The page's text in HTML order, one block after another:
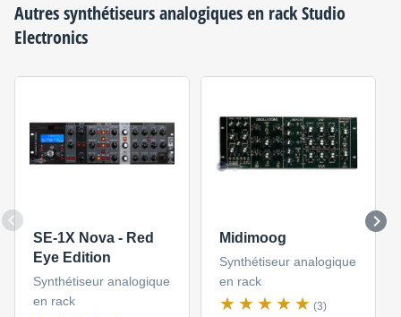
Autres synthétiseurs analogiques en rackStudio
Electronics
SE-1X Nova - Red
Eye Edition
Synthétiseur analogique
en rack
Midimoog
Synthétiseur analogique
en rack
(3)